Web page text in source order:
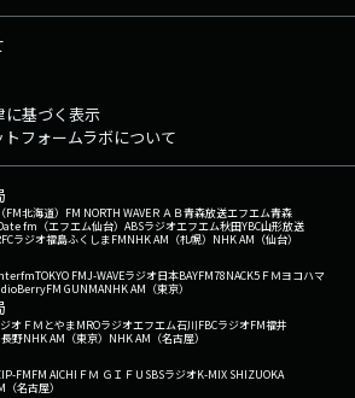
に基づく表示
フォームラボについて
FM北海道） FM NORTH WAVEＲＡＢ青森放送エフエム青森
fm（エフエム仙台） ABSラジオエフエム秋田YBC山形放送
ラジオ福島ふくしまFMNHK AM（札幌） NHK AM（仙台）
TOKYO FMJ-WAVEラジオ日本BAYFM78NACK5 ＦＭヨコハマ
FM GUNMANHK AM（東京）
オ ＦＭとやまMROラジオエフエム石川FBCラジオFM福井
長野NHK AM（東京） NHK AM（名古屋）
FMFM AICHI ＦＭ ＧＩＦＵ SBSラジオK-MIX SHIZUOKA
（名古屋）